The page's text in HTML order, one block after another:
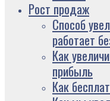
Рост продаж
Способ
работает
Как
прибыль
Как